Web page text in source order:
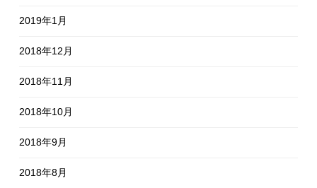
2019年1月
2018年12月
2018年11月
2018年10月
2018年9月
2018年8月